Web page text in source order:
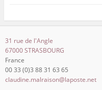
31 rue de l'Angle
67000 STRASBOURG
France
00 33 (0)3 88 31 63 65
claudine.malraison@laposte.net